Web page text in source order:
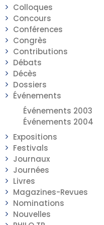
Colloques
Concours
Conférences
Congrès
Contributions
Débats
Décès
Dossiers
Événements
Événements 2003
Événements 2004
Expositions
Festivals
Journaux
Journées
Livres
Magazines-Revues
Nominations
Nouvelles